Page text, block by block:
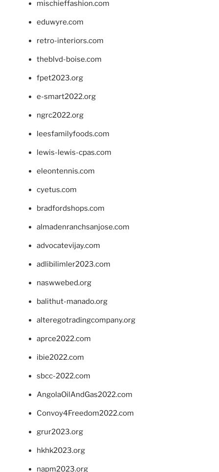
mischieffashion.com
eduwyre.com
retro-interiors.com
theblvd-boise.com
fpet2023.org
e-smart2022.org
ngrc2022.org
leesfamilyfoods.com
lewis-lewis-cpas.com
eleontennis.com
cyetus.com
bradfordshops.com
almadenranchsanjose.com
advocatevijay.com
adlibilimler2023.com
naswwebed.org
balithut-manado.org
alteregotradingcompany.org
aprce2022.com
ibie2022.com
sbcc-2022.com
AngolaOilAndGas2022.com
Convoy4Freedom2022.com
grur2023.org
hkhk2023.org
napm2023.org